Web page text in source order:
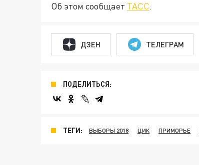
Об этом сообщает ТАСС.
ДЗЕН ТЕЛЕГРАМ
ПОДЕЛИТЬСЯ:
ТЕГИ: ВЫБОРЫ 2018 ЦИК ПРИМОРЬЕ